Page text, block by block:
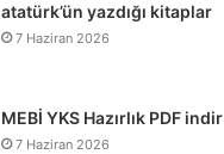
atatürk’ün yazdığı kitaplar
7 Haziran 2026
MEBİ YKS Hazırlık PDF indir
7 Haziran 2026